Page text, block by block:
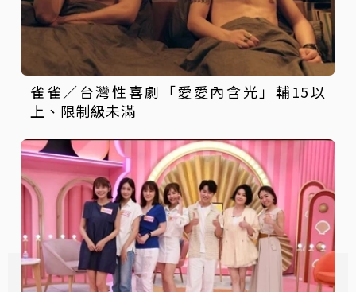
雀雀／台灣性喜劇「愛愛內含光」輔15以
上、限制級未滿